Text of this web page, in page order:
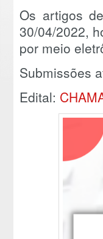
Os artigos
30/04/2022,
por meio
Submissões
Edital: